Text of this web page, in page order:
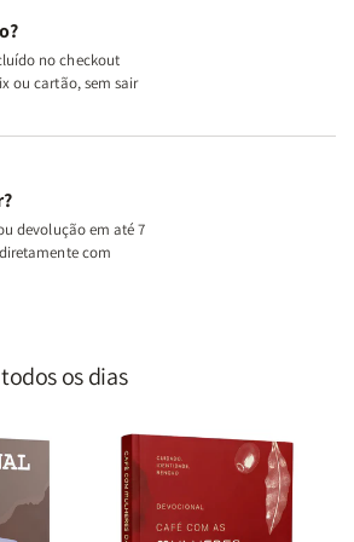
no checkout
ou cartão, sem sair
devolução em até 7
com
os dias